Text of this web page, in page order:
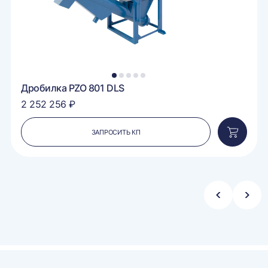
1 2 3 4 5
Дробилка PZO 801 DLS
2 252 256 ₽
ЗАПРОСИТЬ КП
в
Стрелка